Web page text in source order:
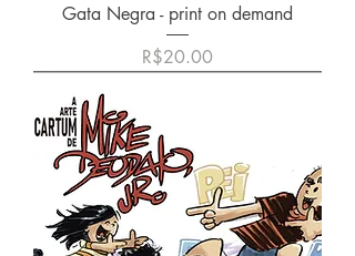
Gata Negra - print on demand
価格
R$20.00